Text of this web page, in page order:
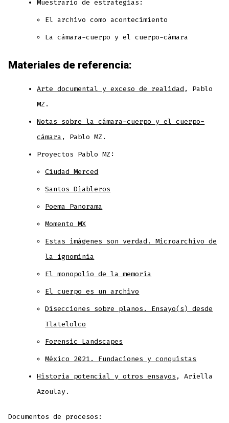
Muestrario de estrategias:
El archivo como acontecimiento
La cámara-cuerpo y el cuerpo-cámara
Materiales de referencia:
Arte documental y exceso de realidad , Pablo
MZ.
Notas sobre la cámara-cuerpo y el cuerpo-
cámara , Pablo MZ.
Proyectos Pablo MZ:
Ciudad Merced
Santos Diableros
Poema Panorama
Momento MX
Estas imágenes son verdad. Microarchivo de
la ignominia
El monopolio de la memoria
El cuerpo es un archivo
Disecciones sobre planos. Ensayo(s) desde
Tlatelolco
Forensic Landscapes
México 2021. Fundaciones y conquistas
Historia potencial y otros ensayos , Ariella
Azoulay.
Documentos de procesos: